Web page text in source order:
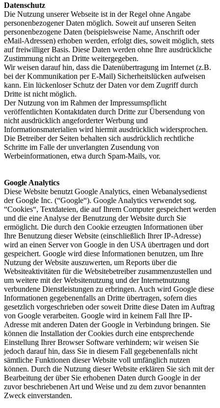
Datenschutz
Die Nutzung unserer Webseite ist in der Regel ohne Angabe
personenbezogener Daten möglich. Soweit auf unseren Seiten
personenbezogene Daten (beispielsweise Name, Anschrift oder
eMail-Adressen) erhoben werden, erfolgt dies, soweit möglich, stets
auf freiwilliger Basis. Diese Daten werden ohne Ihre ausdrückliche
Zustimmung nicht an Dritte weitergegeben.
Wir weisen darauf hin, dass die Datenübertragung im Internet (z.B.
bei der Kommunikation per E-Mail) Sicherheitslücken aufweisen
kann. Ein lückenloser Schutz der Daten vor dem Zugriff durch
Dritte ist nicht möglich.
Der Nutzung von im Rahmen der Impressumspflicht
veröffentlichten Kontaktdaten durch Dritte zur Übersendung von
nicht ausdrücklich angeforderter Werbung und
Informationsmaterialien wird hiermit ausdrücklich widersprochen.
Die Betreiber der Seiten behalten sich ausdrücklich rechtliche
Schritte im Falle der unverlangten Zusendung von
Werbeinformationen, etwa durch Spam-Mails, vor.
Google Analytics
Diese Website benutzt Google Analytics, einen Webanalysedienst
der Google Inc. (“Google“). Google Analytics verwendet sog.
“Cookies“, Textdateien, die auf Ihrem Computer gespeichert werden
und die eine Analyse der Benutzung der Website durch Sie
ermöglicht. Die durch den Cookie erzeugten Informationen über
Ihre Benutzung dieser Website (einschließlich Ihrer IP-Adresse)
wird an einen Server von Google in den USA übertragen und dort
gespeichert. Google wird diese Informationen benutzen, um Ihre
Nutzung der Website auszuwerten, um Reports über die
Websiteaktivitäten für die Websitebetreiber zusammenzustellen und
um weitere mit der Websitenutzung und der Internetnutzung
verbundene Dienstleistungen zu erbringen. Auch wird Google diese
Informationen gegebenenfalls an Dritte übertragen, sofern dies
gesetzlich vorgeschrieben oder soweit Dritte diese Daten im Auftrag
von Google verarbeiten. Google wird in keinem Fall Ihre IP-
Adresse mit anderen Daten der Google in Verbindung bringen. Sie
können die Installation der Cookies durch eine entsprechende
Einstellung Ihrer Browser Software verhindern; wir weisen Sie
jedoch darauf hin, dass Sie in diesem Fall gegebenenfalls nicht
sämtliche Funktionen dieser Website voll umfänglich nutzen
können. Durch die Nutzung dieser Website erklären Sie sich mit der
Bearbeitung der über Sie erhobenen Daten durch Google in der
zuvor beschriebenen Art und Weise und zu dem zuvor benannten
Zweck einverstanden.